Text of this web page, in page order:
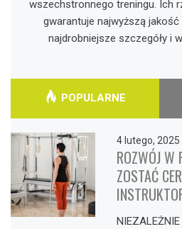
wszechstronnego treningu. Ich
gwarantuje najwyższą
najdrobniejsze szczegóły i
POPULARNE
4 lutego, 2025
ROZWÓJ W
ZOSTAĆ
NIEZALEŻNIE